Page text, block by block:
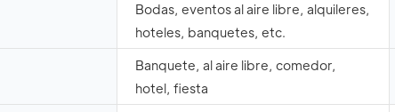
Bodas, eventos al aire libre, alquileres,
hoteles, banquetes, etc.
Banquete, al aire libre, comedor,
hotel, fiesta